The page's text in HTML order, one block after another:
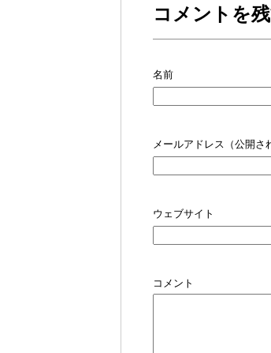
コメントを
名前
メールアドレス（公開さ
ウェブサイト
コメント